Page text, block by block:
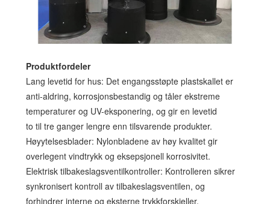
Produktfordeler
Lang levetid for hus: Det engangsstøpte plastskallet er
anti-aldring, korrosjonsbestandig og tåler ekstreme
temperaturer og UV-eksponering, og gir en levetid
to til tre ganger lengre enn tilsvarende produkter.
Høyytelsesblader: Nylonbladene av høy kvalitet gir
overlegent vindtrykk og eksepsjonell korrosivitet.
Elektrisk tilbakeslagsventilkontroller: Kontrolleren sikrer
synkronisert kontroll av tilbakeslagsventilen, og
forhindrer interne og eksterne trykkforskjeller.